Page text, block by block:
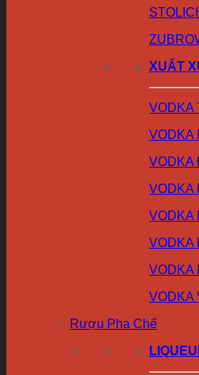
XUẤT
VODKA
VODKA
VODKA
VODKA
VODKA
VODKA
VODKA
VODKA
Rượu Pha Chế